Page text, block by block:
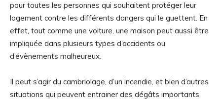
pour toutes les personnes qui souhaitent protéger leur
logement contre les différents dangers qui le guettent. En
effet, tout comme une voiture, une maison peut aussi être
impliquée dans plusieurs types d’accidents ou
d’évènements malheureux.
Il peut s’agir du cambriolage, d’un incendie, et bien d’autres
situations qui peuvent entrainer des dégâts importants.